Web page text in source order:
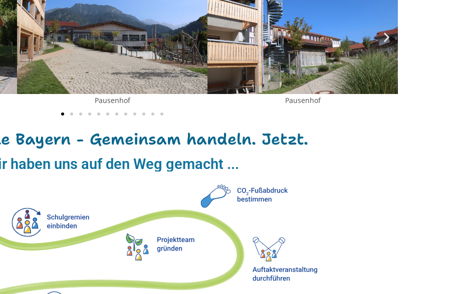
Pausenhof Pausenhof
Bayern - Gemeinsam handeln. Jetzt.
haben uns auf den Weg gemacht ...